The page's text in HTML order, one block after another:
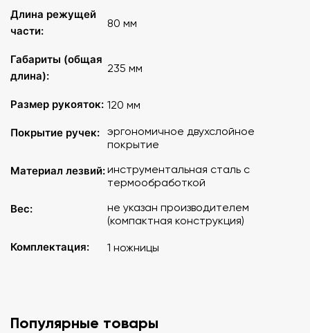
Длина режущей
части:
80 мм
Габариты (общая
длина):
235 мм
Размер рукояток: 120 мм
Покрытие ручек: эргономичное двухслойное
покрытие
Материал лезвий:инструментальная сталь с
термообработкой
Вес:
не указан производителем
(компактная конструкция)
Комплектация:
1 ножницы
Популярные товары